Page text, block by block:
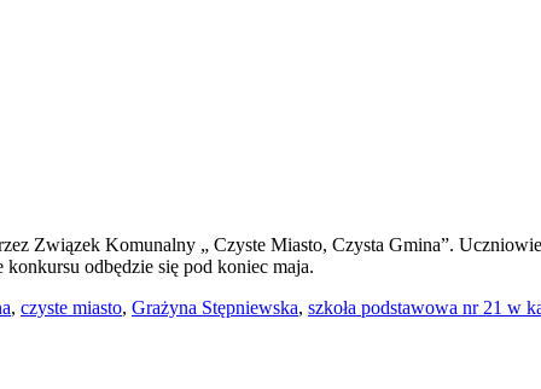
Związek Komunalny „ Czyste Miasto, Czysta Gmina”.
odbędzie się pod koniec maja.
, czyste miasto, Grażyna Stępniewska, szkoła podstawowa nr 21 w